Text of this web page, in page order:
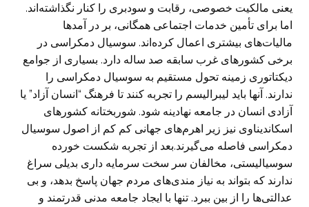
یعنی مالکیت خصوصی، رقابت و سودبری را کنار نگذاشته‌اند.
اما برای تأمین خدمات اجتماعی همگانی، بر در آمدها
مالیات‌های بیشتری اعمال کرده‌اند. سوسیال دمکراسی در
برخی کشورهای غرب سابقه صد ساله دارد. بسیاری از جوامع
دیکتاتوری زمینه تحول مستقیم به سوسیال دمکراسی را
ندارند. آنها باید لیبرالیسم را تجربه کنند تا فرهنگ “انسان آزاد” یا
آزادی انسان در جامعه نهادینه شود. شوربختانه کشورهای
اسکاندیناوی نیز زیر اهرم‌های جهانی کم کم از اصول سوسیال
دمکراسی فاصله می‌گیرند.بعد از تجربه شکست خورده
سوسیالیستی، مخالفان سر سخت سرمایه داری بدیلی سراغ
ندارند که بتواند به نیاز مندی‌های مردم جهان پاسخ بدهد، و بی
عدالتی‌ها را از بین ببرد. تنها با ایجاد جامعه مدنی قدرتمند و